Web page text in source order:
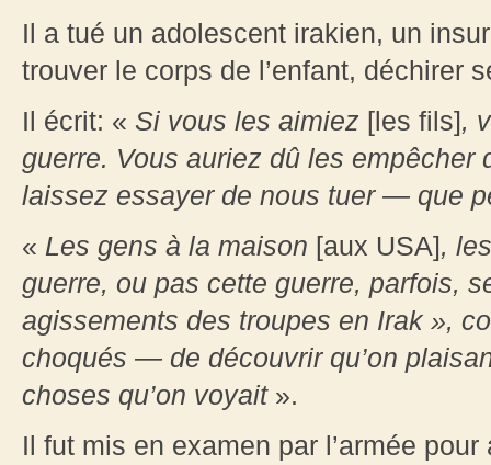
Il a tué un adolescent irakien, un
trouver le corps de l’enfant, déchirer
Il écrit: « Si vous les aimiez [les fils],
guerre. Vous auriez dû les
laissez essayer de nous tuer — que
« Les gens à la maison [aux USA],
guerre, ou pas cette guerre, parfois,
agissements des troupes en Irak »,
choqués — de découvrir qu’on
choses qu’on voyait».
Il fut mis en examen par l’armée